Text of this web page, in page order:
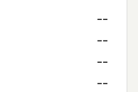
--
--
--
--